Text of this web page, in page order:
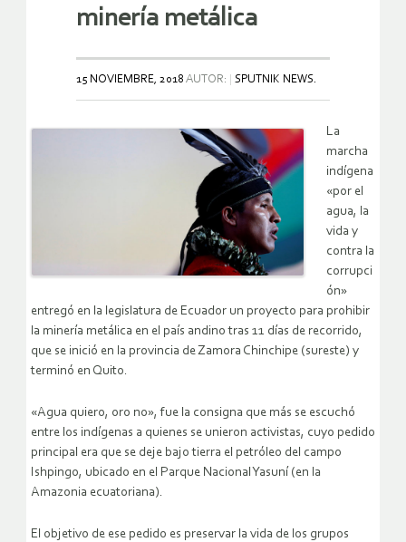
minería metálica
15 NOVIEMBRE, 2018 AUTOR: SPUTNIK NEWS.
La
marcha
indígena
«por el
agua, la
vida y
contra la
corrupci
ón»
entregó en la legislatura de Ecuador un proyecto para prohibir
la minería metálica en el país andino tras 11 días de recorrido,
que se inició en la provincia de Zamora Chinchipe (sureste) y
terminó en Quito.
«Agua quiero, oro no», fue la consigna que más se escuchó
entre los indígenas a quienes se unieron activistas, cuyo pedido
principal era que se deje bajo tierra el petróleo del campo
Ishpingo, ubicado en el Parque Nacional Yasuní (en la
Amazonia ecuatoriana).
El objetivo de ese pedido es preservar la vida de los grupos